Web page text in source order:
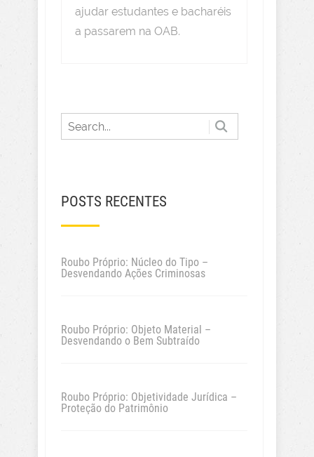
ajudar estudantes e bacharéis
a passarem na OAB.
POSTS RECENTES
Roubo Próprio: Núcleo do Tipo –
Desvendando Ações Criminosas
Roubo Próprio: Objeto Material –
Desvendando o Bem Subtraído
Roubo Próprio: Objetividade Jurídica –
Proteção do Patrimônio